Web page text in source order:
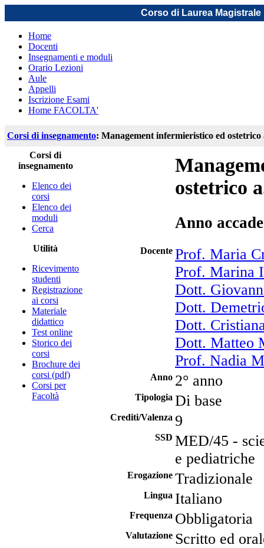
Corso di Laurea
Home
Docenti
Insegnamenti e moduli
Orario Lezioni
Aule
Appelli
Iscrizione Esami
Home FACOLTA'
Corsi di insegnamento: Management infermieristico ed ostetrico
Corsi di
insegnamento
Elenco dei
corsi
Elenco dei
moduli
Cerca
Utilità
Ricevimento
studenti
Registrazione
ai corsi
Materiale
didattico
Test online
Storico dei
corsi
Brochure dei
corsi (pdf)
Corsi per
Facoltà
ostetrico
Anno
Docente Prof. Maria
Prof. Marina
Dott.
Dott.
Dott.
Dott. Matteo
Prof. Nadia
Anno 2° anno
Tipologia Di base
Crediti/Valenza 9
SSD MED/45 -
e pediatriche
Erogazione Tradizionale
Lingua Italiano
Frequenza Obbligatoria
Valutazione Scritto ed